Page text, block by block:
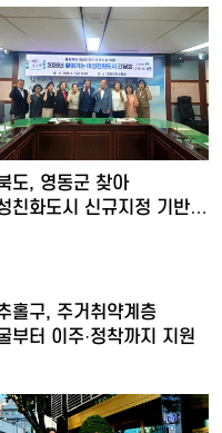
도, 영동군 찾아
친화도시 신규지정 기반
홀구, 주거취약계층
부터 이주·정착까지 지원